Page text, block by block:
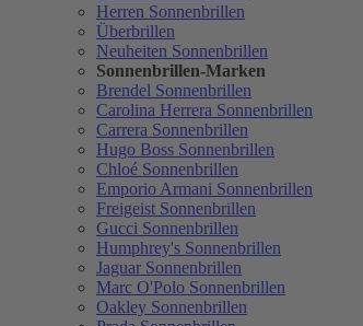
Herren Sonnenbrillen
Überbrillen
Neuheiten Sonnenbrillen
Sonnenbrillen-Marken
Brendel Sonnenbrillen
Carolina Herrera Sonnenbrillen
Carrera Sonnenbrillen
Hugo Boss Sonnenbrillen
Chloé Sonnenbrillen
Emporio Armani Sonnenbrillen
Freigeist Sonnenbrillen
Gucci Sonnenbrillen
Humphrey's Sonnenbrillen
Jaguar Sonnenbrillen
Marc O'Polo Sonnenbrillen
Oakley Sonnenbrillen